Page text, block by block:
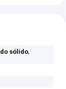
sólido,